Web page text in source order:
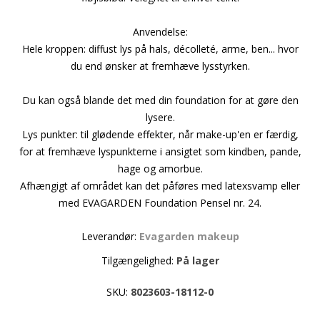
Anvendelse:
Hele kroppen: diffust lys på hals, décolleté, arme, ben... hvor
du end ønsker at fremhæve lysstyrken.
Du kan også blande det med din foundation for at gøre den
lysere.
Lys punkter: til glødende effekter, når make-up'en er færdig,
for at fremhæve lyspunkterne i ansigtet som kindben, pande,
hage og amorbue.
Afhængigt af området kan det påføres med latexsvamp eller
med EVAGARDEN Foundation Pensel nr. 24.
Leverandør: Evagarden makeup
Tilgængelighed: På lager
SKU: 8023603-18112-0